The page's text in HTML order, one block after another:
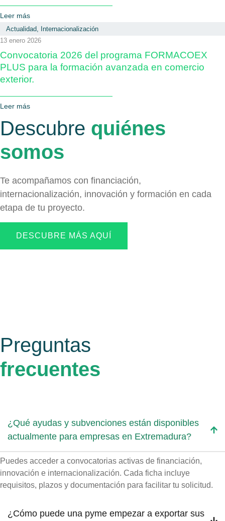
Leer más
Actualidad, Internacionalización
13 enero 2026
Convocatoria 2026 del programa FORMACOEX
PLUS para la formación avanzada en comercio
exterior.
Leer más
Descubre quiénes
somos
Te acompañamos con financiación,
internacionalización, innovación y formación en cada
etapa de tu proyecto.
DESCUBRE MÁS AQUÍ
Preguntas
frecuentes
¿Qué ayudas y subvenciones están disponibles
actualmente para empresas en Extremadura?
Puedes acceder a convocatorias activas de financiación,
innovación e internacionalización. Cada ficha incluye
requisitos, plazos y documentación para facilitar tu solicitud.
¿Cómo puede una pyme empezar a exportar sus